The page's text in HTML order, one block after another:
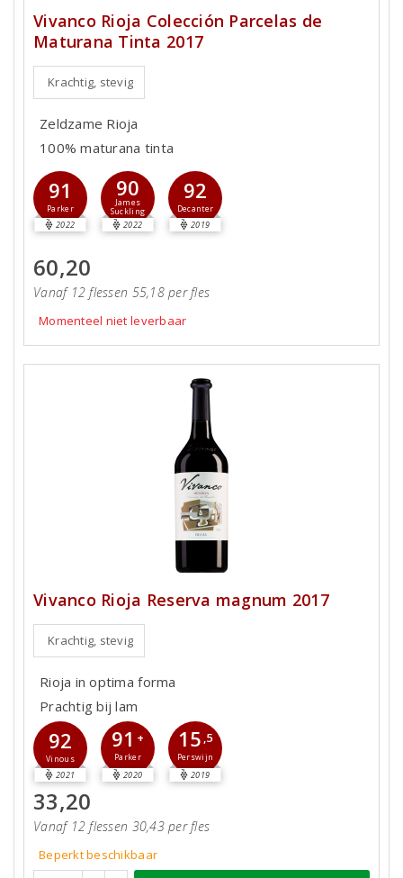
Vivanco Rioja Colección Parcelas de
Maturana Tinta 2017
Krachtig, stevig
Zeldzame Rioja
100% maturana tinta
91
Parker
2022
90
James
Suckling
2022
92
Decanter
2019
60,20
Vanaf 12 flessen 55,18 per fles
Momenteel niet leverbaar
Vivanco Rioja Reserva magnum 2017
Krachtig, stevig
Rioja in optima forma
Prachtig bij lam
92
Vinous
2021
91 +
Parker
2020
15 ,5
Perswijn
2019
33,20
Vanaf 12 flessen 30,43 per fles
Beperkt beschikbaar